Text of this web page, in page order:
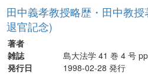
田中義孝教授略歴・田中教
退官記念)
著者
雑誌
島大法学 41 巻 4 号
発行日
1998-02-28 発行